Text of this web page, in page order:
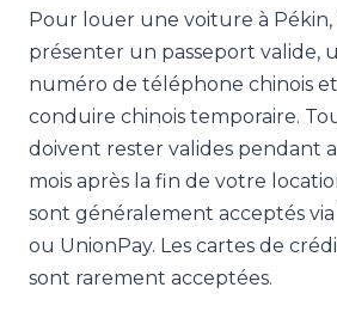
Pour louer une voiture à Pékin,
présenter un passeport valide,
numéro de téléphone chinois
conduire chinois temporaire.
doivent rester valides pendant
mois après la fin de votre
sont généralement acceptés
ou UnionPay. Les cartes de
sont rarement acceptées.